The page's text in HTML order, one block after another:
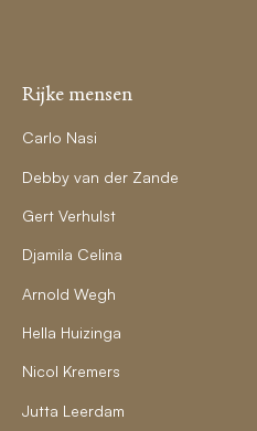
Rijke mensen
Carlo Nasi
Debby van der Zande
Gert Verhulst
Djamila Celina
Arnold Wegh
Hella Huizinga
Nicol Kremers
Jutta Leerdam